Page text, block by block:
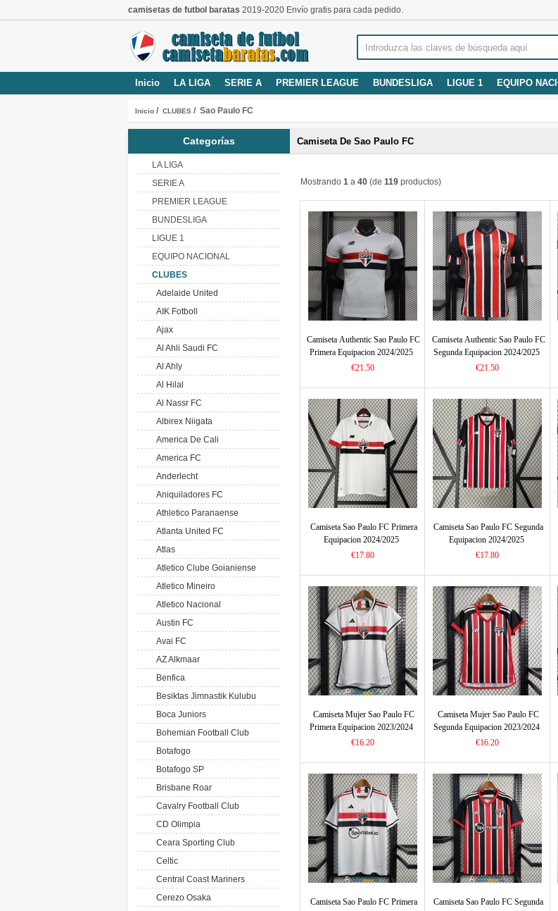
camisetas de futbol baratas 2019-2020 Envío gratis para cada pedido.
Inicio LA LIGA SERIE A PREMIER LEAGUE BUNDESLIGA LIGUE 1 EQUIPO
Inicio / CLUBES / Sao Paulo FC
Categorías
LA LIGA
SERIE A
PREMIER LEAGUE
BUNDESLIGA
LIGUE 1
EQUIPO NACIONAL
CLUBES
Adelaide United
AIK Fotboll
Ajax
Al Ahli Saudi FC
Al Ahly
Al Hilal
Al Nassr FC
Albirex Niigata
America De Cali
America FC
Anderlecht
Aniquiladores FC
Athletico Paranaense
Atlanta United FC
Atlas
Atletico Clube Goianiense
Atletico Mineiro
Atletico Nacional
Austin FC
Avai FC
AZ Alkmaar
Benfica
Besiktas Jimnastik Kulubu
Boca Juniors
Bohemian Football Club
Botafogo
Botafogo SP
Brisbane Roar
Cavalry Football Club
CD Olimpia
Ceara Sporting Club
Celtic
Central Coast Mariners
Cerezo Osaka
Camiseta De Sao Paulo FC
Mostrando 1 a 40 (de 119 productos)
Camiseta Authentic Sao Paulo FC
Primera Equipacion 2024/2025
€21.50
Camiseta Authentic Sao Paulo FC
Segunda Equipacion 2024/2025
€21.50
Camiseta Sao Paulo FC Primera
Equipacion 2024/2025
€17.80
Camiseta Sao Paulo FC Segunda
Equipacion 2024/2025
€17.80
Camiseta Mujer Sao Paulo FC
Primera Equipacion 2023/2024
€16.20
Camiseta Mujer Sao Paulo FC
Segunda Equipacion 2023/2024
€16.20
Camiseta Sao Paulo FC Primera
Camiseta Sao Paulo FC Segunda